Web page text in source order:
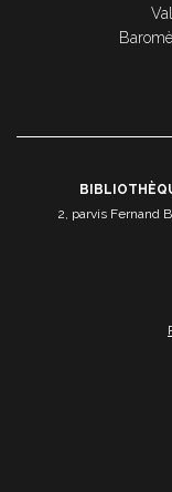
2, parvis Fernand